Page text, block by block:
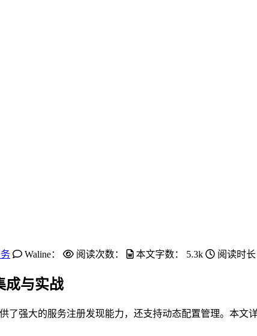
Waline： 阅读次数： 本文字数： 5.3k 阅读时
成与实战
了强大的服务注册发现能力，还支持动态配置管理。本